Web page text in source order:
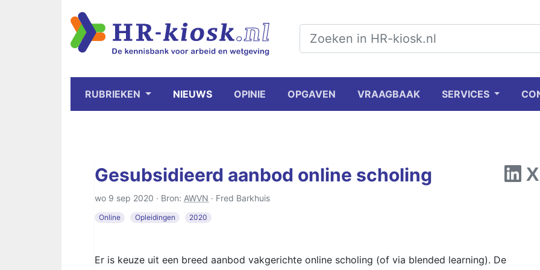
RUBRIEKEN NIEUWS OPINIE OPGAVEN VRAAGBAAK SERVICES
Gesubsidieerd aanbod online scholing
wo 9 sep 2020 · Bron: AWVN · Fred Barkhuis
Online Opleidingen 2020
Er is keuze uit een breed aanbod vakgerichte online scholing (of via blended learning). De